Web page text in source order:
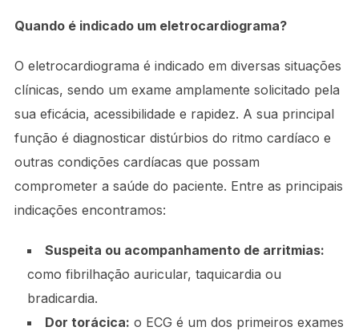
Quando é indicado um eletrocardiograma?
O eletrocardiograma é indicado em diversas situações
clínicas, sendo um exame amplamente solicitado pela
sua eficácia, acessibilidade e rapidez. A sua principal
função é diagnosticar distúrbios do ritmo cardíaco e
outras condições cardíacas que possam
comprometer a saúde do paciente. Entre as principais
indicações encontramos:
Suspeita ou acompanhamento de arritmias:
como fibrilhação auricular, taquicardia ou
bradicardia.
Dor torácica: o ECG é um dos primeiros exames